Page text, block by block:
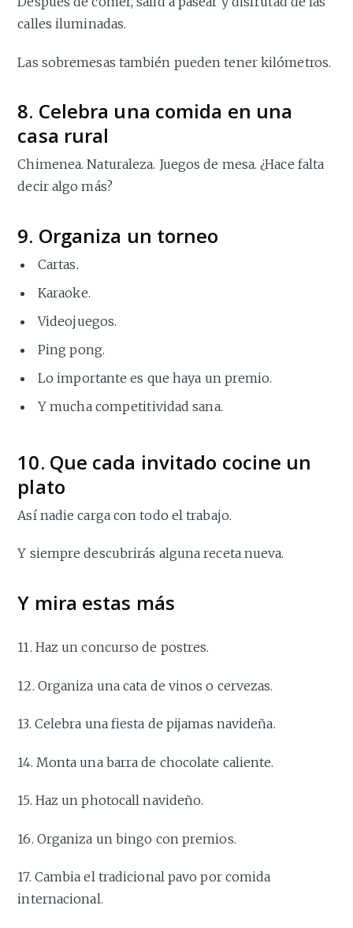
calles iluminadas.
Las sobremesas también pueden tener kilómetros.
8. Celebra una comida en una
casa rural
Chimenea. Naturaleza. Juegos de mesa. ¿Hace falta
decir algo más?
9. Organiza un torneo
Cartas.
Karaoke.
Videojuegos.
Ping pong.
Lo importante es que haya un premio.
Y mucha competitividad sana.
10. Que cada invitado cocine un
plato
Así nadie carga con todo el trabajo.
Y siempre descubrirás alguna receta nueva.
Y mira estas más
11. Haz un concurso de postres.
12. Organiza una cata de vinos o cervezas.
13. Celebra una fiesta de pijamas navideña.
14. Monta una barra de chocolate caliente.
15. Haz un photocall navideño.
16. Organiza un bingo con premios.
17. Cambia el tradicional pavo por comida
internacional.